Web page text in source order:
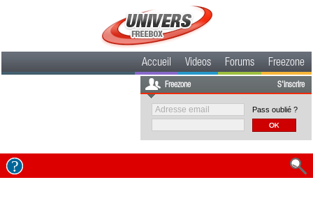
Accueil Videos Forums Freezone
Freezone S'inscrire
Pass oublié ?